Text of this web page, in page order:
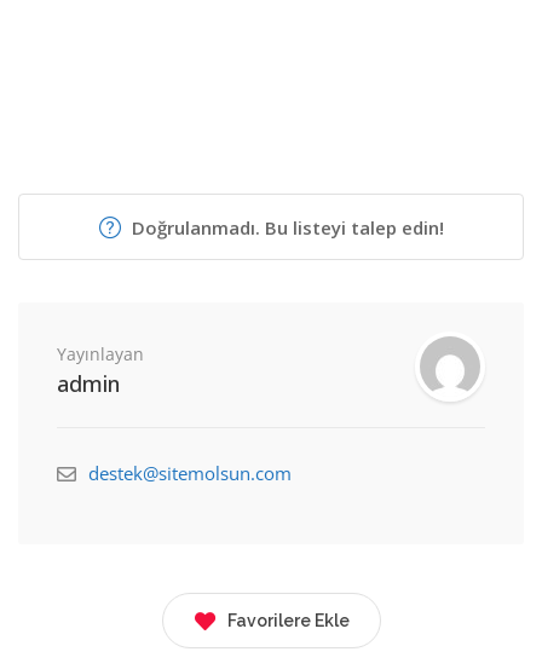
Doğrulanmadı. Bu listeyi talep edin!
Yayınlayan
admin
destek@sitemolsun.com
Favorilere Ekle